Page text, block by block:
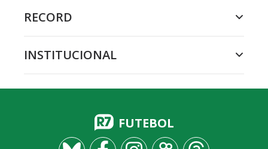
RECORD
INSTITUCIONAL
FUTEBOL